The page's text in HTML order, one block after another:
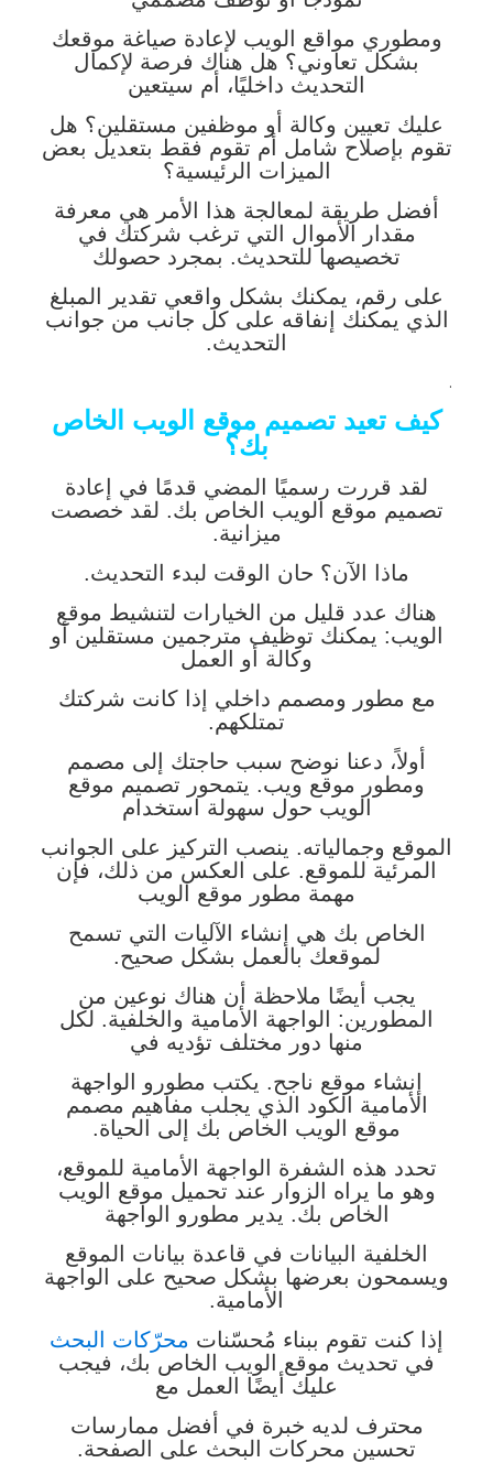
ومطوري مواقع الويب لإعادة صياغة موقعك
بشكل تعاوني؟ هل هناك فرصة لإكمال
التحديث داخليًا، أم سيتعين
عليك تعيين وكالة أو موظفين مستقلين؟ هل
تقوم بإصلاح شامل أم تقوم فقط بتعديل بعض
الميزات الرئيسية؟
أفضل طريقة لمعالجة هذا الأمر هي معرفة
مقدار الأموال التي ترغب شركتك في
تخصيصها للتحديث. بمجرد حصولك
على رقم، يمكنك بشكل واقعي تقدير المبلغ
الذي يمكنك إنفاقه على كل جانب من جوانب
التحديث.
.
كيف تعيد تصميم موقع الويب الخاص
بك؟
لقد قررت رسميًا المضي قدمًا في إعادة
تصميم موقع الويب الخاص بك. لقد خصصت
ميزانية.
ماذا الآن؟ حان الوقت لبدء التحديث.
هناك عدد قليل من الخيارات لتنشيط موقع
الويب: يمكنك توظيف مترجمين مستقلين أو
وكالة أو العمل
مع مطور ومصمم داخلي إذا كانت شركتك
تمتلكهم.
أولاً، دعنا نوضح سبب حاجتك إلى مصمم
ومطور موقع ويب. يتمحور تصميم موقع
الويب حول سهولة استخدام
الموقع وجمالياته. ينصب التركيز على الجوانب
المرئية للموقع. على العكس من ذلك، فإن
مهمة مطور موقع الويب
الخاص بك هي إنشاء الآليات التي تسمح
لموقعك بالعمل بشكل صحيح.
يجب أيضًا ملاحظة أن هناك نوعين من
المطورين: الواجهة الأمامية والخلفية. لكل
منها دور مختلف تؤديه في
إنشاء موقع ناجح. يكتب مطورو الواجهة
الأمامية الكود الذي يجلب مفاهيم مصمم
موقع الويب الخاص بك إلى الحياة.
تحدد هذه الشفرة الواجهة الأمامية للموقع،
وهو ما يراه الزوار عند تحميل موقع الويب
الخاص بك. يدير مطورو الواجهة
الخلفية البيانات في قاعدة بيانات الموقع
ويسمحون بعرضها بشكل صحيح على الواجهة
الأمامية.
إذا كنت تقوم ببناء مُحسّنات محرّكات البحث
في تحديث موقع الويب الخاص بك، فيجب
عليك أيضًا العمل مع
محترف لديه خبرة في أفضل ممارسات
تحسين محركات البحث على الصفحة.